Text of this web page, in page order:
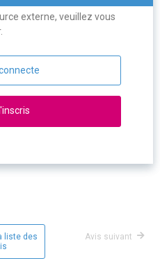
externe, veuillez vous
liste des
Avis suivant